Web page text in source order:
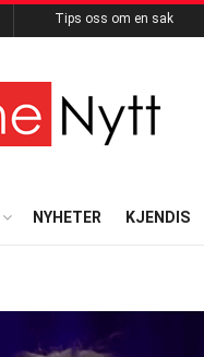
Tips oss om en sak
NYHETER KJENDIS